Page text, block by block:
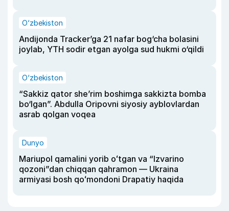
O‘zbekiston
Andijonda Tracker’ga 21 nafar bog‘cha bolasini
joylab, YTH sodir etgan ayolga sud hukmi o‘qildi
O‘zbekiston
“Sakkiz qator she’rim boshimga sakkizta bomba
bo‘lgan”. Abdulla Oripovni siyosiy ayblovlardan
asrab qolgan voqea
Dunyo
Mariupol qamalini yorib oʻtgan va “Izvarino
qozoni”dan chiqqan qahramon — Ukraina
armiyasi bosh qoʻmondoni Drapatiy haqida